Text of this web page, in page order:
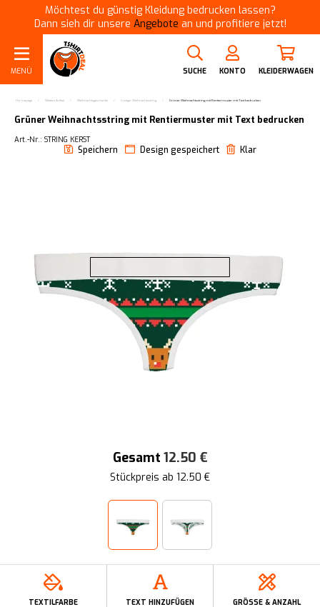
Möchtest du günstig Kleidung bedrucken lassen?
Dann sieh dir unsere Angebote an und profitiere jetzt!
MENÜ SUCHE KONTO KLEIDERWAGEN
Homepage / Weitere Artikel / Weihnachtsgeschenke / Lustiger Weihnachtsstring / Grüner Weihnachtsstring mit Rentiermuster mit Text bedrucken
Grüner Weihnachtsstring mit Rentiermuster mit Text bedrucken
Art.-Nr.: STRING KERST
Speichern Design gespeichert Klar
Gesamt 12.50 €
Stückpreis ab 12.50 €
TEXTILFARBE TEXT HINZUFÜGEN GRÖSSE & ANZAHL